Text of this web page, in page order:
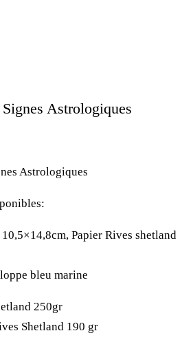
Astrologiques
€
Astrologiques
Papier Rives shetland
bleu marine
250gr
Shetland 190 gr